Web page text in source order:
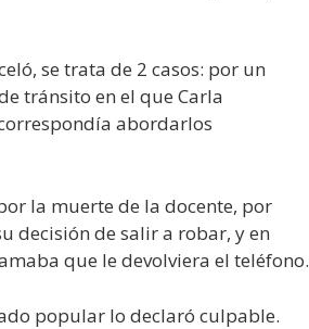
se trata de 2 casos: por un
tránsito en el que Carla
abordarlos
la muerte de la docente, por
decisión de salir a robar, y en
que le devolviera el teléfono.
popular lo declaró culpable.